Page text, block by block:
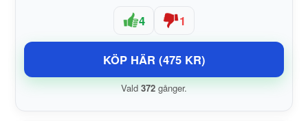
4 1
KÖP HÄR (475 KR)
Vald 372 gånger.